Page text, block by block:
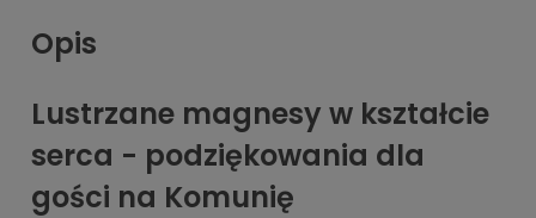
Opis
Lustrzane magnesy w kształcie
serca - podziękowania dla
gości na Komunię